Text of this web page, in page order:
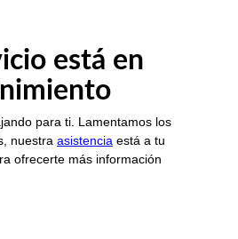
está en
para ti. Lamentamos los
nuestra asistencia está a tu
ofrecerte más información